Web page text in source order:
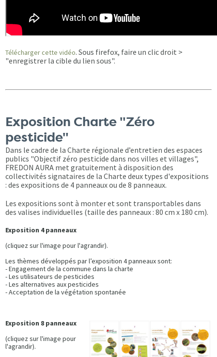
Télécharger cette vidéo. Sous firefox, faire un clic droit >
"enregistrer la cible du lien sous".
Exposition Charte "Zéro
pesticide"
Dans le cadre de la Charte régionale d’entretien des espaces
publics "Objectif zéro pesticide dans nos villes et villages",
FREDON AURA met gratuitement à disposition des
collectivités signataires de la Charte deux types d'expositions
: des expositions de 4 panneaux ou de 8 panneaux.
Les expositions sont à monter et sont transportables dans
des valises individuelles (taille des panneaux : 80 cm x 180 cm).
Exposition 4 panneaux
(cliquez sur l'image pour l'agrandir).
Les thèmes développés par l’exposition 4 panneaux sont:
- Engagement de la commune dans la charte
- Les utilisateurs de pesticides
- Les alternatives aux pesticides
- Acceptation de la végétation spontanée
Exposition 8 panneaux
(cliquez sur l'image pour
l'agrandir).